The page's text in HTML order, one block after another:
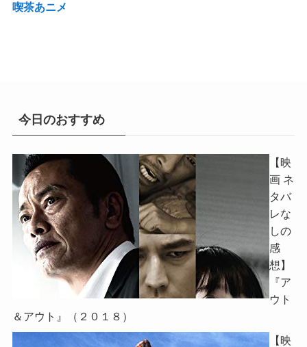
喫茶あニメ
今日のおすすめ
【映
画 ネ
タバ
レな
しの
感
想】
『ア
ウト
＆アウト』（２０１８）
【映